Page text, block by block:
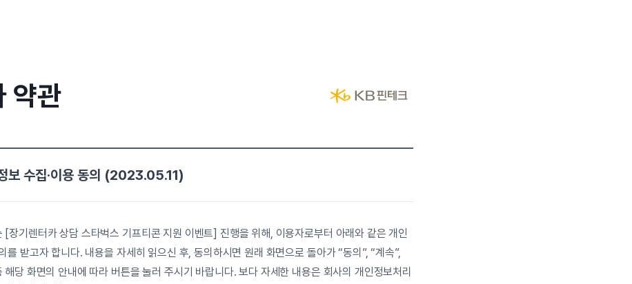
약관
보 수집·이용 동의 (2023.05.11)
[장기렌터카 상담 스타벅스 기프티콘 지원 이벤트] 진행을 위해, 이용자로부터 아래와 같은 개인
를 받고자 합니다. 내용을 자세히 읽으신 후, 동의하시면 원래 화면으로 돌아가 “동의”, “계속”,
해당 화면의 안내에 따라 버튼을 눌러 주시기 바랍니다. 보다 자세한 내용은 회사의 개인정보처리